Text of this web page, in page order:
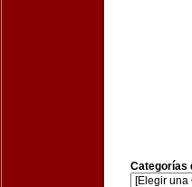
Categorías